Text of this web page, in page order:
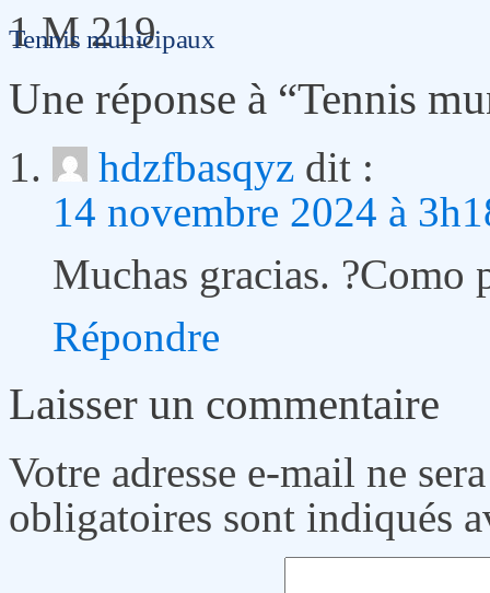
Tennis municipaux
1 M 219
Une réponse à “Tennis
hdzfbasqyz dit :
14 novembre 2024 à
Muchas gracias. ?Como
Répondre
Laisser un commentaire
Votre adresse e-mail ne
obligatoires sont indiqués